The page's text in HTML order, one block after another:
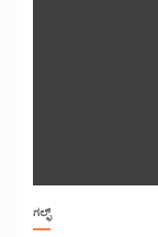
ಗಲ್ಫ್